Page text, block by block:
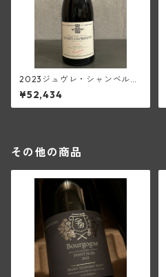
2023ジュヴレ・シャンベルタ
ン・オストレア(トラペ)【150
0ml/マグナム】
¥52,434
その他の商品